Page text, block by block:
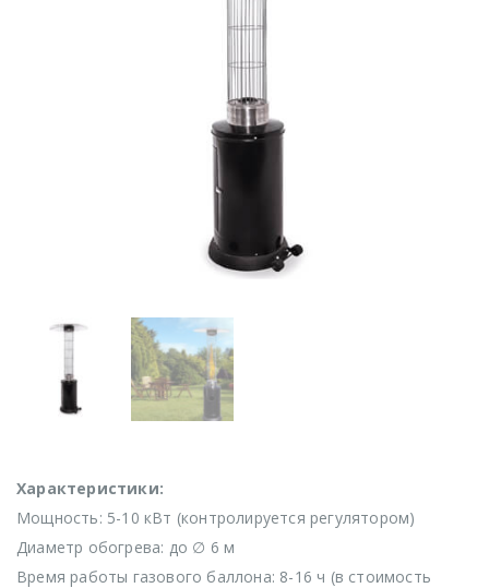
Характеристики:
Мощность: 5-10 кВт (контролируется регулятором)
Диаметр обогрева: до ∅ 6 м
Время работы газового баллона: 8-16 ч (в стоимость